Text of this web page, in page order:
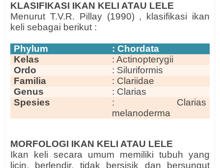
KLASIFIKASI IKAN KELI ATAU LELE
Menurut T.V.R. Pillay (1990) , klasifikasi ikan
keli sebagai berikut :
Phylum
: Chordata
Kelas
: Actinopterygii
Ordo
: Siluriformis
Familia
: Clariidae
Genus
: Clarias
Spesies
: Clarias
melanoderma
MORFOLOGI IKAN KELI ATAU LELE
Ikan keli secara umum memiliki tubuh yang
licin, berlendir, tidak bersisik dan bersungut